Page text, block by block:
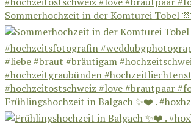
Sommerhochzeit in der Komturei Tobel
Frühlingshochzeit in Balgach ✨❤️ .